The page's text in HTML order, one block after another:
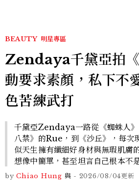
BEAUTY 明星專區
Zendaya千黛亞拍
動要求素顏，私下不
色苦練武打
千黛亞Zendaya一路從《蜘蛛人
八禁》的Rue，到《沙丘》，每次
似天生擁有纖細好身材與無瑕肌膚
想像中簡單，甚至坦言自己根本不
by Chiao Hung 與 - 2026/08/04更新